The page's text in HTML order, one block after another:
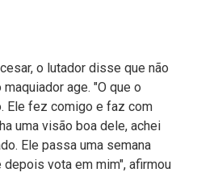
o lutador disse que não
age. "O que o
Ele fez comigo e faz com
uma visão boa dele, achei
Ele passa uma semana
vota em mim", afirmou